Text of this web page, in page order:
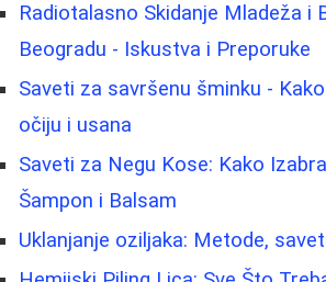
Radiotalasno Skidanje Mladeža i
Beogradu - Iskustva i Preporuke
Saveti za savršenu šminku -
očiju i usana
Saveti za Negu Kose: Kako
Šampon i Balsam
Uklanjanje oziljaka: Metode,